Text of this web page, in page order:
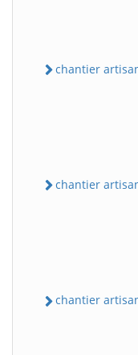
chantier artisan
chantier
chantier